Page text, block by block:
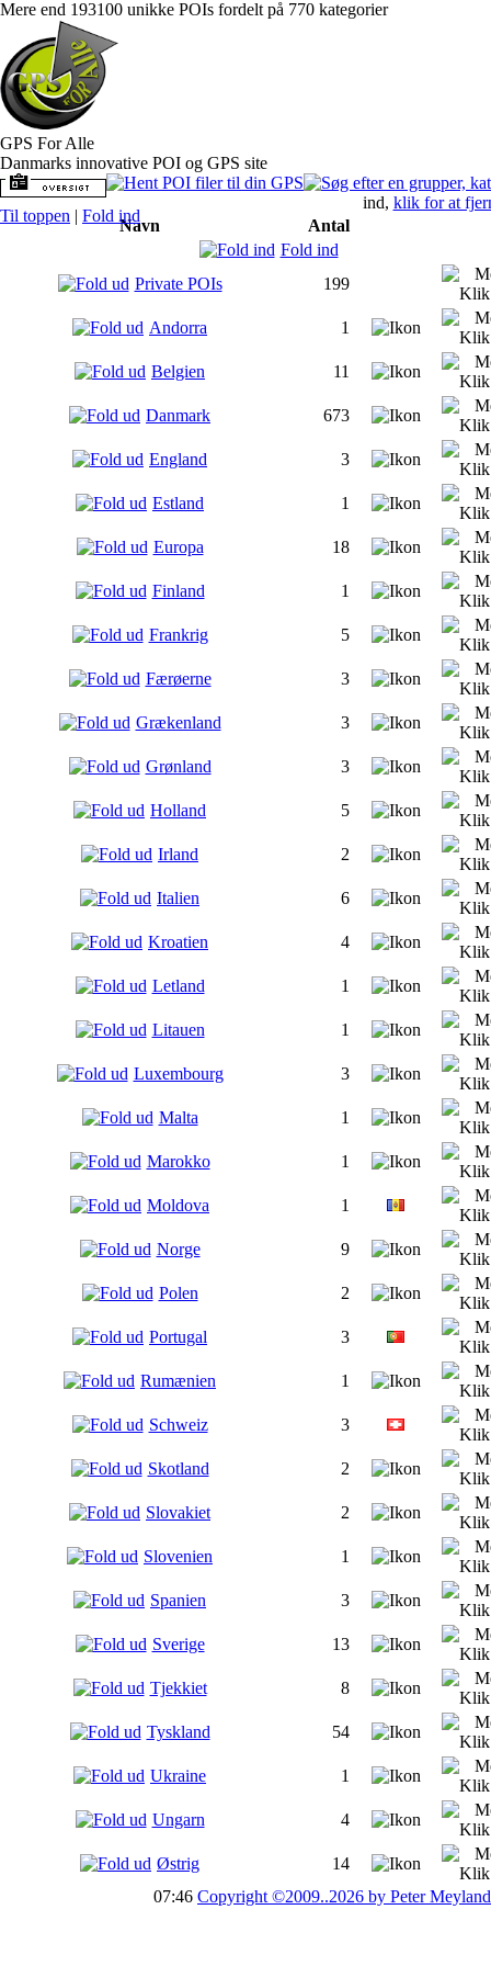
Mere end 193100 unikke POIs fordelt på 770 kategorier
GPS For Alle
Danmarks innovative POI og GPS site
ind, klik for at
Til toppen | Fold ind
Navn
Antal
Fold ind
Private POIs
199
Andorra 1
Belgien 11
Danmark 673
England 3
Estland 1
Europa 18
Finland 1
Frankrig 5
Færøerne 3
Grækenland 3
Grønland 3
Holland 5
Irland 2
Italien 6
Kroatien 4
Letland 1
Litauen 1
Luxembourg 3
Malta 1
Marokko 1
Moldova 1
Norge 9
Polen 2
Portugal 3
Rumænien 1
Schweiz 3
Skotland 2
Slovakiet 2
Slovenien 1
Spanien 3
Sverige 13
Tjekkiet 8
Tyskland 54
Ukraine 1
Ungarn 4
Østrig
14
07:46 Copyright ©2009..2026 by Peter Meyland